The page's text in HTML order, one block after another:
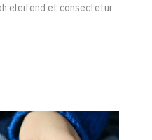
eleifend et consectetur